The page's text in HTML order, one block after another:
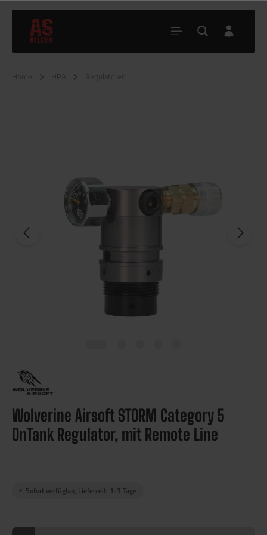
Home HPA Regulatoren
Wolverine Airsoft STORM Category 5
OnTank Regulator, mit Remote Line
Sofort verfügbar, Lieferzeit: 1-3 Tage